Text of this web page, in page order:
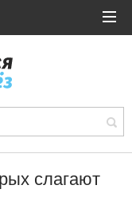
слагают